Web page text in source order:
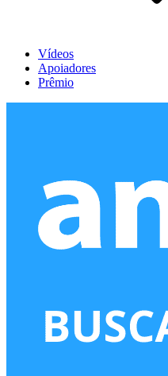
Vídeos
Apoiadores
Prêmio